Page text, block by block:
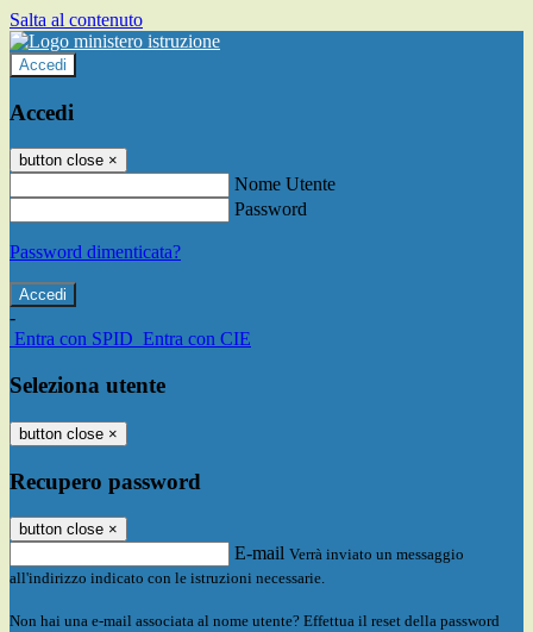
Salta al contenuto
Accedi
Accedi
button close ×
Nome Utente
Password
Password dimenticata?
-
Entra con SPID Entra con CIE
Seleziona utente
button close ×
Recupero password
button close ×
E-mail Verrà inviato un messaggio
all'indirizzo indicato con le istruzioni necessarie.
Non hai una e-mail associata al nome utente? Effettua il reset della password